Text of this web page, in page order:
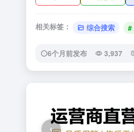
相关标签： 综合搜索 #
6个月前发布 3,937
‹